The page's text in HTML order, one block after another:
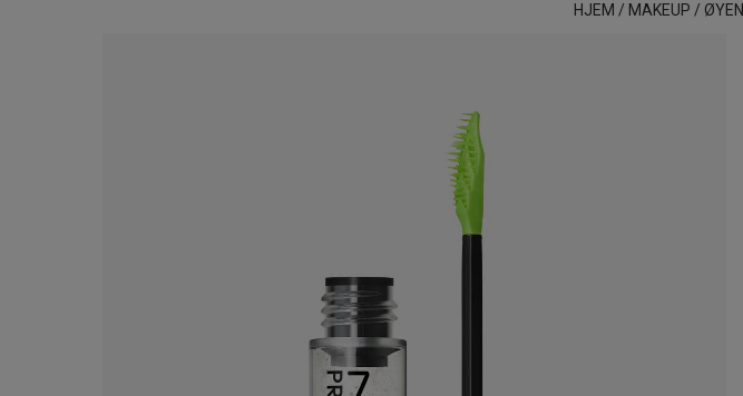
HJEM / MAKEUP /